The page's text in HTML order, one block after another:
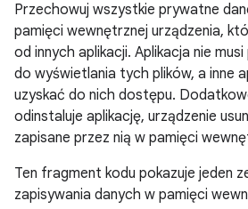
Przechowuj wszystkie prywatne
pamięci wewnętrznej urządzenia,
od innych aplikacji. Aplikacja nie
do wyświetlania tych plików, a inne
uzyskać do nich dostępu.
odinstaluje aplikację, urządzenie
zapisane przez nią w pamięci
Ten fragment kodu pokazuje jeden
zapisywania danych w pamięci